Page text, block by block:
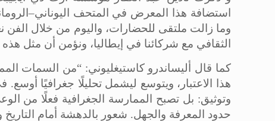
استضافة هذا المعرض في المتحف
وما زالت ملتقى للحضارات، واليوم من خلال الفن
الثقافي مع شركائنا في إيطاليا، ونؤمن أن مثل
كما قال أليساندرو كاستيغليوني: “من السمات
هذا الاعتبار، ويتوسع ليشمل تحليلًا جغرافيًا
وتوثيق: بل تصبح الممارسة الجغرافية فعلًا من
حدود المعرفة والجهل. شعور بالدهشة أمام